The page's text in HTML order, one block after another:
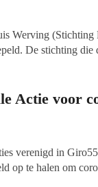
Werving
De stichting
Actie voor
verenigd in
op te halen om